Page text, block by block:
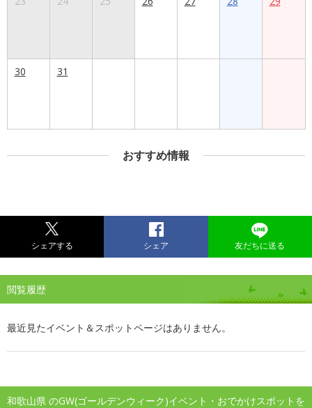
30 31
おすすめ情報
シェアする シェア 友だちに送る
閲覧履歴
最近見たイベント＆スポットページはありません。
和歌山県 のGW(ゴールデンウィーク)イベント・おでかけスポットを